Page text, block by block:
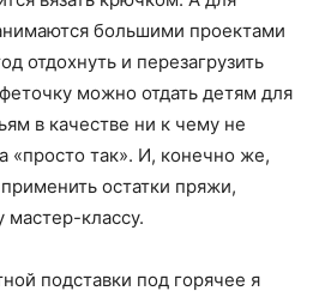
большими проектами
отдохнуть и перезагрузить
можно отдать детям для
в качестве ни к чему не
«просто так». И, конечно же,
остатки пряжи,
мастер-классу.
подставки под горячее я